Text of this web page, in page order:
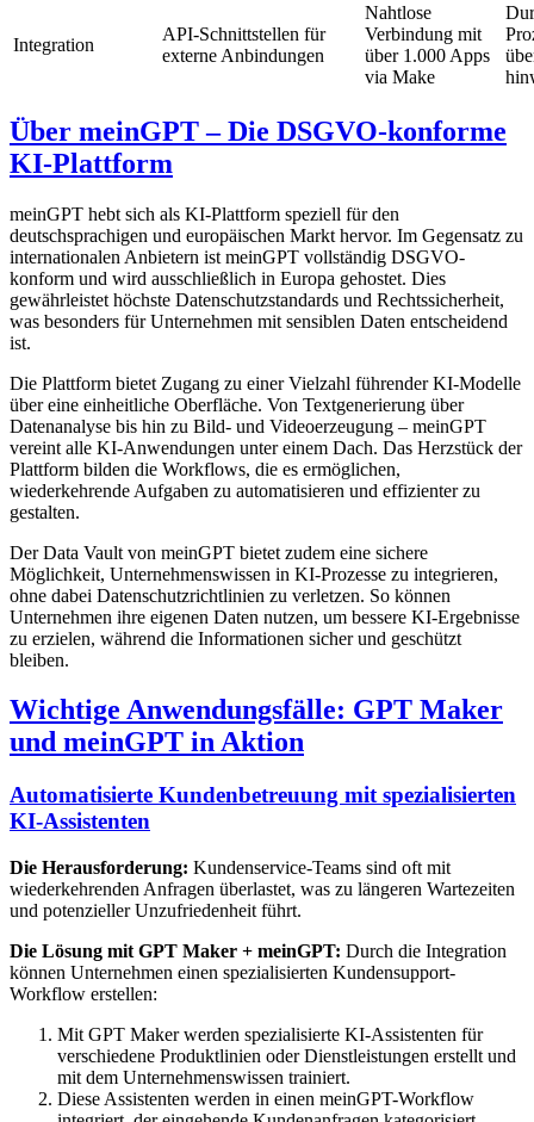
Integration
API-Schnittstellen für
externe Anbindungen
Nahtlose
Verbindung mit
über 1.000 Apps
via Make
Über meinGPT – Die DSGVO-konforme
KI-Plattform
meinGPT hebt sich als KI-Plattform speziell für den
deutschsprachigen und europäischen Markt hervor. Im Gegensatz zu
internationalen Anbietern ist meinGPT vollständig DSGVO-
konform und wird ausschließlich in Europa gehostet. Dies
gewährleistet höchste Datenschutzstandards und Rechtssicherheit,
was besonders für Unternehmen mit sensiblen Daten entscheidend
ist.
Die Plattform bietet Zugang zu einer Vielzahl führender KI-Modelle
über eine einheitliche Oberfläche. Von Textgenerierung über
Datenanalyse bis hin zu Bild- und Videoerzeugung – meinGPT
vereint alle KI-Anwendungen unter einem Dach. Das Herzstück der
Plattform bilden die Workflows, die es ermöglichen,
wiederkehrende Aufgaben zu automatisieren und effizienter zu
gestalten.
Der Data Vault von meinGPT bietet zudem eine sichere
Möglichkeit, Unternehmenswissen in KI-Prozesse zu integrieren,
ohne dabei Datenschutzrichtlinien zu verletzen. So können
Unternehmen ihre eigenen Daten nutzen, um bessere KI-Ergebnisse
zu erzielen, während die Informationen sicher und geschützt
bleiben.
Wichtige Anwendungsfälle: GPT Maker
und meinGPT in Aktion
Automatisierte Kundenbetreuung mit spezialisierten
KI-Assistenten
Die Herausforderung: Kundenservice-Teams sind oft mit
wiederkehrenden Anfragen überlastet, was zu längeren Wartezeiten
und potenzieller Unzufriedenheit führt.
Die Lösung mit GPT Maker + meinGPT: Durch die Integration
können Unternehmen einen spezialisierten Kundensupport-
Workflow erstellen:
Mit GPT Maker werden spezialisierte KI-Assistenten für
verschiedene Produktlinien oder Dienstleistungen erstellt und
mit dem Unternehmenswissen trainiert.
Diese Assistenten werden in einen meinGPT-Workflow